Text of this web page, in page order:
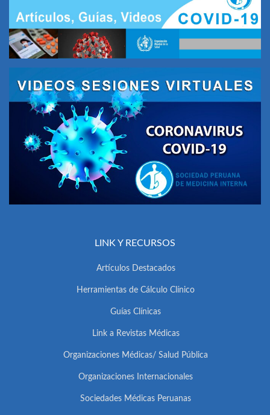
LINK Y RECURSOS
Artículos Destacados
Herramientas de Cálculo Clínico
Guías Clínicas
Link a Revistas Médicas
Organizaciones Médicas/ Salud Pública
Organizaciones Internacionales
Sociedades Médicas Peruanas